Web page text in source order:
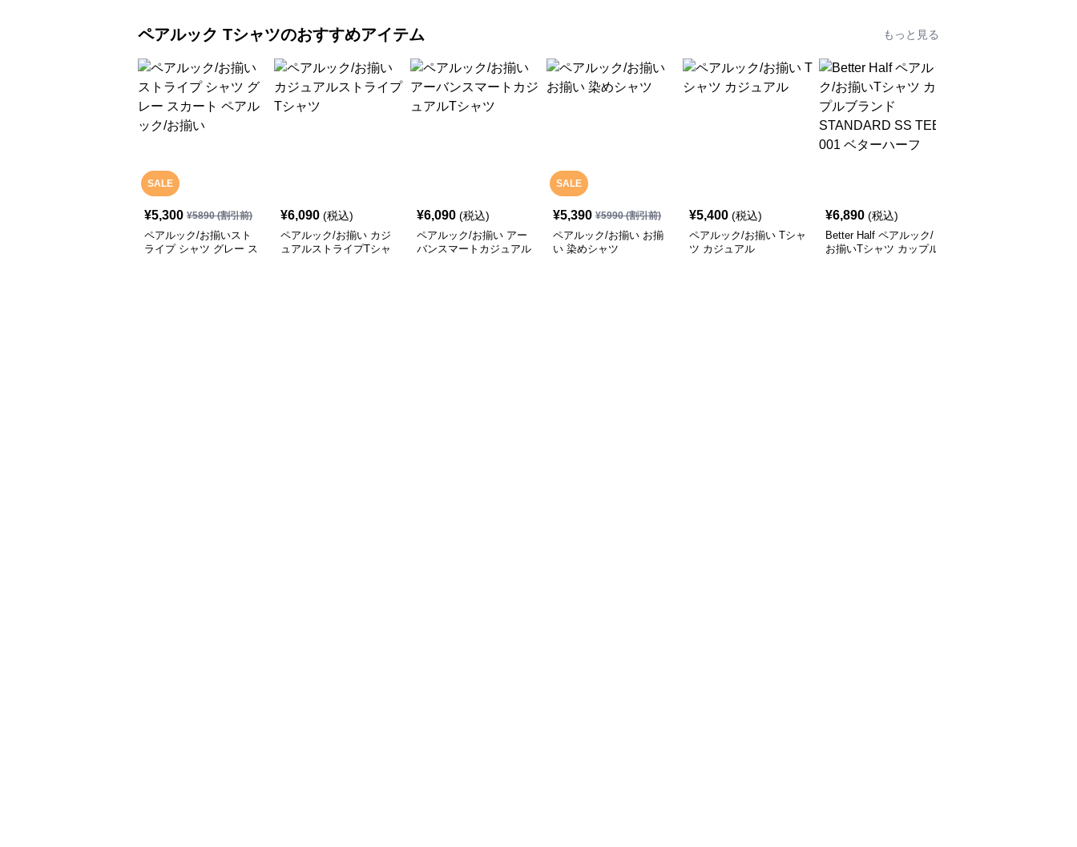
ペアルック Tシャツのおすすめアイテム もっと見る
SALE
¥5,300 ¥5890(割引前)
ペアルック/お揃いスト
ライプ シャツ グレー ス
¥6,090 (税込)
ペアルック/お揃い カジ
ュアルストライプTシャ
¥6,090 (税込)
ペアルック/お揃い アー
バンスマートカジュアル
SALE
¥5,390 ¥5990(割引前)
ペアルック/お揃い お揃
い 染めシャツ
¥5,400 (税込)
ペアルック/お揃い Tシャ
ツ カジュアル
¥6,890 (税込)
Better Half ペアルック/
お揃いTシャツ カップル